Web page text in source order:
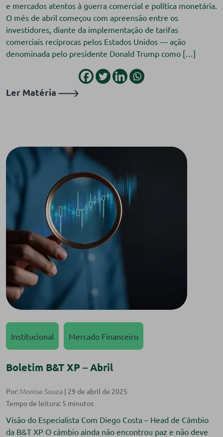
e mercados atentos à guerra comercial e política monetária.
O mês de abril começou com apreensão entre os
investidores, diante da implementação de tarifas
comerciais recíprocas pelos Estados Unidos — ação
denominada pelo presidente Donald Trump como […]
Ler Matéria
Institucional Mercado Financeiro
Boletim B&T XP – Abril
Por: Monise Souza | 29 de abril de 2025
Visão do Especialista Com Diego Costa – Head de Câmbio
da B&T XP O câmbio ainda não encontrou paz e não deve